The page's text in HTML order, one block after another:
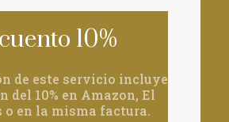
10%
de este servicio incluye
del 10% en Amazon, El
o en la misma factura.